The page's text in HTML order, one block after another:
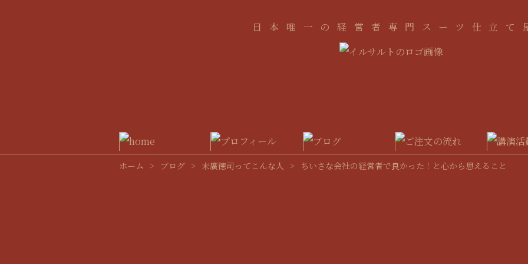
日本唯一の経営者専門スーツ仕立て
ホーム > ブログ > 末廣徳司ってこんな人 > ちいさな会社の経営者で良かった！と心から思えること